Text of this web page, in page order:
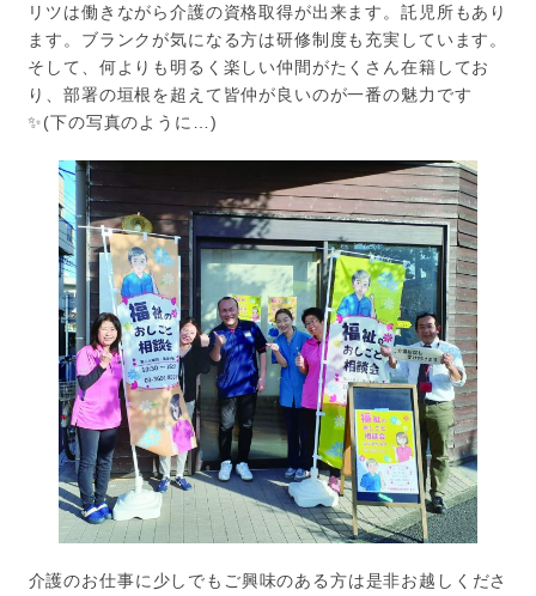
リツは働きながら介護の資格取得が出来ます。託児所もあり
ます。ブランクが気になる方は研修制度も充実しています。
そして、何よりも明るく楽しい仲間がたくさん在籍してお
り、部署の垣根を超えて皆仲が良いのが一番の魅力です
✨(下の写真のように…)
介護のお仕事に少しでもご興味のある方は是非お越しくださ